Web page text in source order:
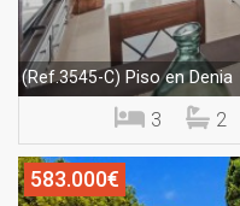
(Ref.3545-C) Piso en Denia
3 2
583.000€